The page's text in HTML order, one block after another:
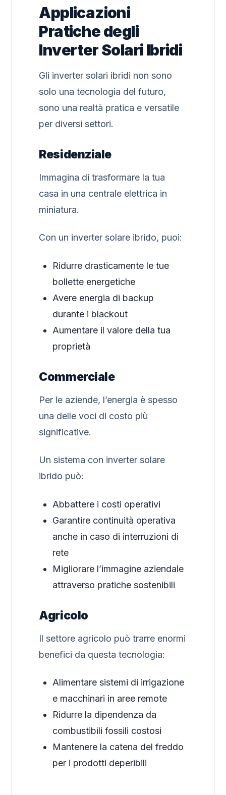
Applicazioni
Pratiche degli
Inverter Solari Ibridi
Gli inverter solari ibridi non sono
solo una tecnologia del futuro,
sono una realtà pratica e versatile
per diversi settori.
Residenziale
Immagina di trasformare la tua
casa in una centrale elettrica in
miniatura.
Con un inverter solare ibrido, puoi:
Ridurre drasticamente le tue
bollette energetiche
Avere energia di backup
durante i blackout
Aumentare il valore della tua
proprietà
Commerciale
Per le aziende, l’energia è spesso
una delle voci di costo più
significative.
Un sistema con inverter solare
ibrido può:
Abbattere i costi operativi
Garantire continuità operativa
anche in caso di interruzioni di
rete
Migliorare l’immagine aziendale
attraverso pratiche sostenibili
Agricolo
Il settore agricolo può trarre enormi
benefici da questa tecnologia:
Alimentare sistemi di irrigazione
e macchinari in aree remote
Ridurre la dipendenza da
combustibili fossili costosi
Mantenere la catena del freddo
per i prodotti deperibili